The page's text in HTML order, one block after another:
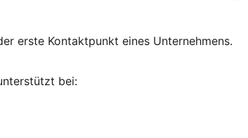
erste Kontaktpunkt eines Unternehmens.
bei: